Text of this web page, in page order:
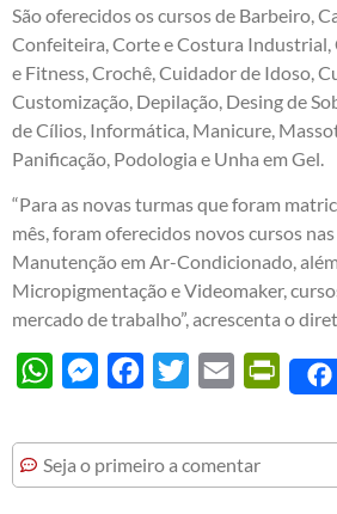
São oferecidos os cursos de Barbeiro,
Confeiteira, Corte e Costura Industrial,
e Fitness, Crochê, Cuidador de Idoso,
Customização, Depilação, Desing de
de Cílios, Informática, Manicure,
Panificação, Podologia e Unha em Gel.
“Para as novas turmas que foram
mês, foram oferecidos novos cursos
Manutenção em Ar-Condicionado,
Micropigmentação e Videomaker,
mercado de trabalho”, acrescenta o
WhatsAppMessengerFacebook
Twitter Email
Seja o primeiro a comentar